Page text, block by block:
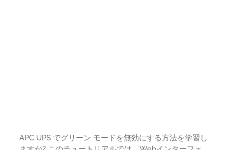
APC UPS でグリーン モードを無効にする方法を学習し